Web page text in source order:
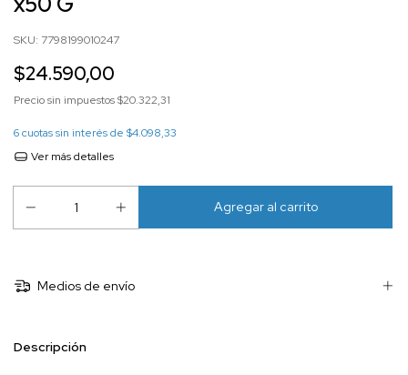
SKU: 7798199010247
$24.590,00
Precio sin impuestos$20.322,31
6cuotas sin interés de $4.098,33
Ver más detalles
Medios de envío
Descripción